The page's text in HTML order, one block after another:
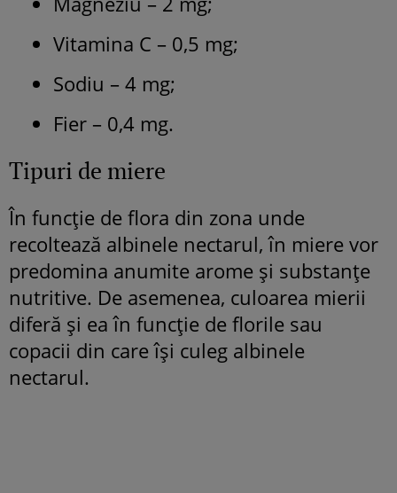
Vitamina C – 0,5 mg;
Sodiu – 4 mg;
Fier – 0,4 mg.
Tipuri de miere
În funcție de flora din zona unde
recoltează albinele nectarul, în miere vor
predomina anumite arome și substanțe
nutritive. De asemenea, culoarea mierii
diferă și ea în funcție de florile sau
copacii din care își culeg albinele
nectarul.